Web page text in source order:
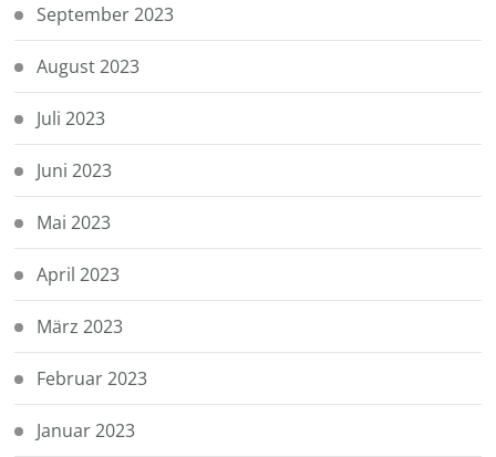
September 2023
August 2023
Juli 2023
Juni 2023
Mai 2023
April 2023
März 2023
Februar 2023
Januar 2023